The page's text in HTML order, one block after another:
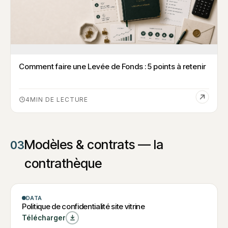
Comment faire une Levée de Fonds : 5 points à retenir
4
03Modèles & contrats — la
contrathèque
MODÈLE
Politique de
confidentialité
W
Politique de
confidentialité site
DATA
Politique de confidentialité site vitrine
Télécharger